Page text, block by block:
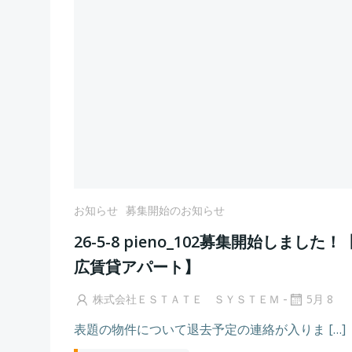
お知らせ 募集開始のお知らせ
26-5-8 pieno_102募集開始しました！
広賃貸アパート】
株式会社ＥＳＴＡＴＥ ＳＹＳＴＥＭ - 5月 8
表題の物件について退去予定の連絡が入りま […]